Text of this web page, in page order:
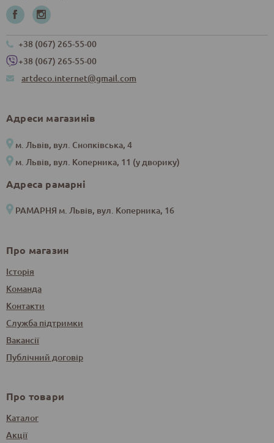
+38 (067) 265-55-00
+38 (067) 265-55-00
artdeco.internet@gmail.com
Адреси магазинів
м. Львів, вул. Снопківська, 4
м. Львів, вул. Коперника, 11 (у дворику)
Адреса рамарні
РАМАРНЯ м. Львів, вул. Коперника, 16
Про магазин
Історія
Команда
Контакти
Служба підтримки
Вакансії
Публічний договір
Про товари
Каталог
Акції